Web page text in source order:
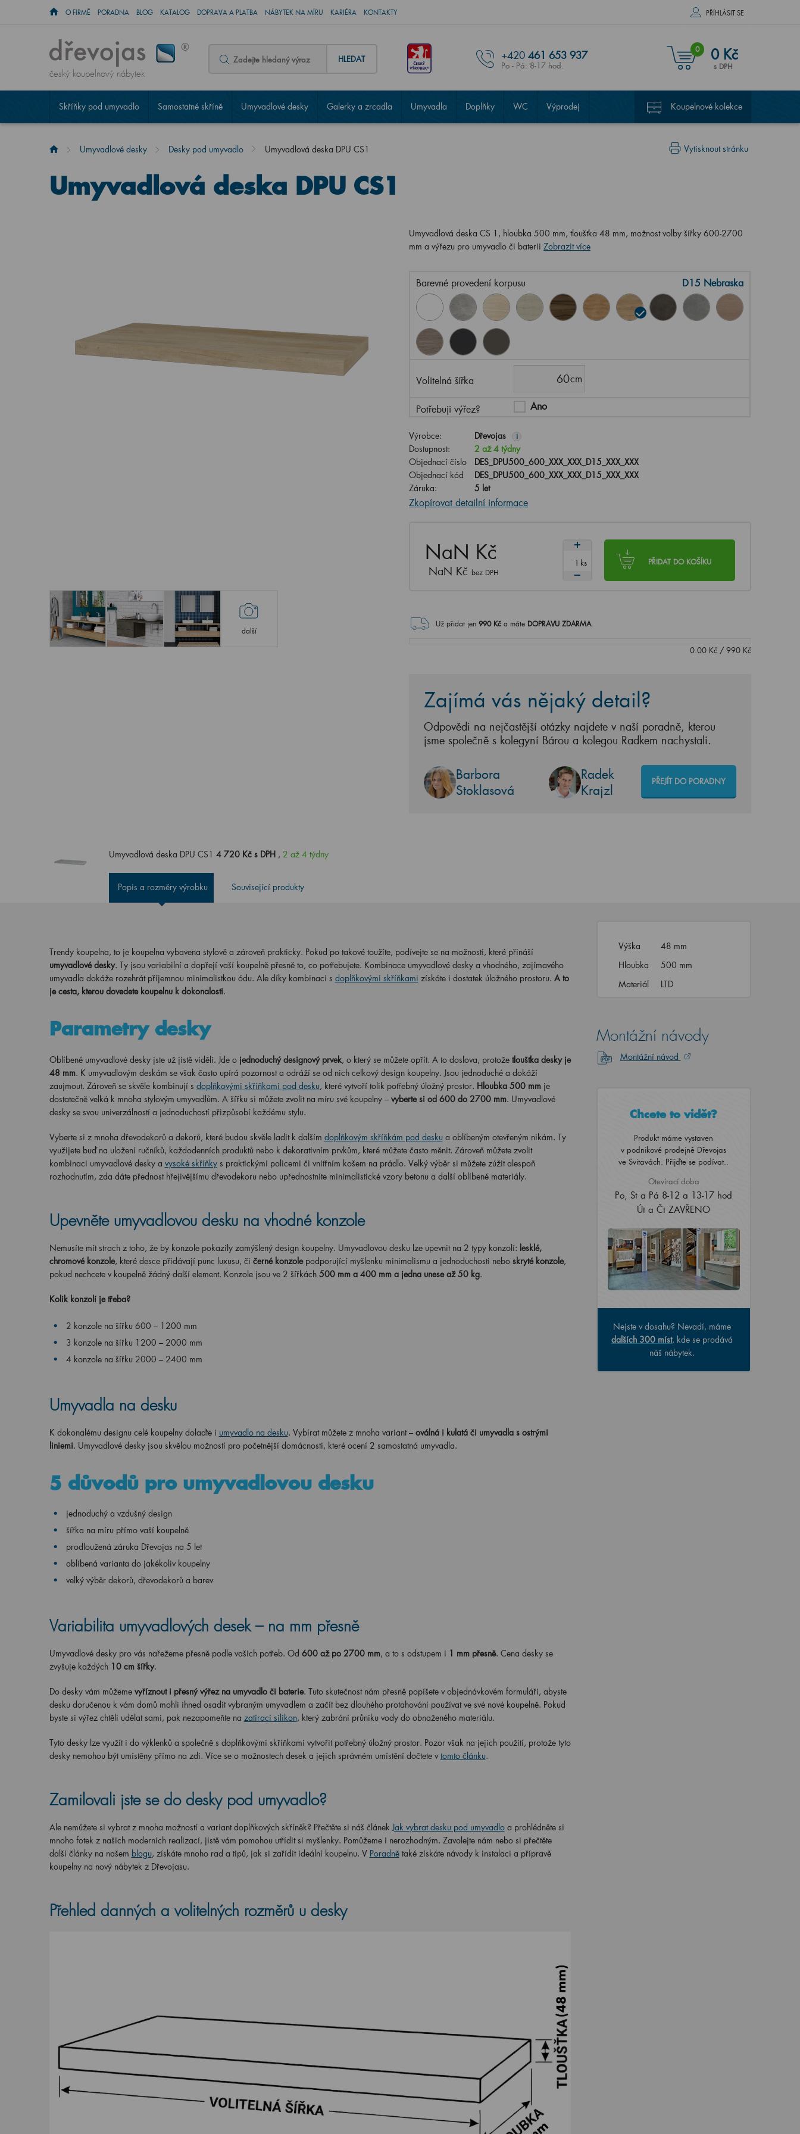
O FIRMĚ PORADNA BLOG KATALOG DOPRAVA A PLATBA NÁBYTEK NA MÍRU KARIÉRA KONTAKTY PŘÍHLÁSIT SE
český koupelnový nábytek
HLEDAT +420 461 653 937
Po - Pá: 8-17 hod.
0 0 Kč
s DPH
Skříňky pod umyvadlo Samostatné skříně Umyvadlové desky Galerky a zrcadla Umyvadla Doplňky WC Výprodej Koupelnové kolekce
Vytisknout stránku
Umyvadlové desky Desky pod umyvadlo Umyvadlová deska DPU CS1
Umyvadlová deska DPU CS1
další
Umyvadlová deska CS 1, hloubka 500 mm, tloušťka 48 mm, možnost volby šířky 600-2700
mm a výřezu pro umyvadlo či baterii Zobrazit více
Barevné provedení korpusu D15 Nebraska
Volitelná šířka
Potřebuji výřez? Ano
Výrobce: Dřevojas i
Dostupnost:
2 až 4 týdny
Objednací číslo
DES_DPU500_600_XXX_XXX_D15_XXX_XXX
Objednací kód
DES_DPU500_600_XXX_XXX_D15_XXX_XXX
Záruka:
5 let
Zkopírovat detailní informace
NaN Kč
NaN Kč bez DPH
PŘIDAT DO KOŠÍKU
ks
Už přidat jen 990Kč a máte DOPRAVU ZDARMA.
0.00Kč/ 990Kč
Zajímá vás nějaký detail?
Odpovědi na nejčastější otázky najdete v naší poradně, kterou
jsme společně s kolegyní Bárou a kolegou Radkem nachystali.
Barbora
Stoklasová
Radek
Krajzl
PŘEJÍT DO PORADNY
Umyvadlová deska DPU CS14 720 Kč s DPH , 2 až 4 týdny
Popis a rozměry výrobku Související produkty
Trendy koupelna, to je koupelna vybavena stylově a zároveň prakticky. Pokud po takové toužíte, podívejte se na možnosti, které přináší
umyvadlové desky. Ty jsou variabilní a dopřejí vaší koupelně přesně to, co potřebujete. Kombinace umyvadlové desky a vhodného, zajímavého
umyvadla dokáže rozehrát příjemnou minimalistkou ódu. Ale díky kombinaci s doplňkovými skříňkami získáte i dostatek úložného prostoru. A to
je cesta, kterou dovedete koupelnu k dokonalosti.
Parametry desky
Oblíbené umyvadlové desky jste už jistě viděli. Jde o jednoduchý designový prvek, o který se můžete opřít. A to doslova, protože tloušťka desky je
48 mm. K umyvadlovým deskám se však často upírá pozornost a odráží se od nich celkový design koupelny. Jsou jednoduché a dokáží
zaujmout. Zároveň se skvěle kombinují s doplňkovými skříňkami pod desku, které vytvoří tolik potřebný úložný prostor. Hloubka 500 mmje
dostatečně velká k mnoha stylovým umyvadlům. A šířku si můžete zvolit na míru své koupelny – vyberte si od 600 do 2700 mm. Umyvadlové
desky se svou univerzálností a jednoduchostí přizpůsobí každému stylu.
Vyberte si z mnoha dřevodekorů a dekorů, které budou skvěle ladit k dalším doplňkovým skříňkám pod deskua oblíbeným otevřeným nikám. Ty
využijete buď na uložení ručníků, každodenních produktů nebo k dekorativním prvkům, které můžete často měnit. Zároveň můžete zvolit
kombinaci umyvadlové desky a vysoké skříňkys praktickými policemi či vnitřním košem na prádlo. Velký výběr si můžete zúžit alespoň
rozhodnutím, zda dáte přednost hřejivějšímu dřevodekoru nebo upřednostníte minimalistické vzory betonu a další oblíbené materiály.
Upevněte umyvadlovou desku na vhodné konzole
Nemusíte mít strach z toho, že by konzole pokazily zamýšlený design koupelny. Umyvadlovou desku lze upevnit na 2 typy konzolí: lesklé,
chromové konzole, které desce přidávají punc luxusu, či černé konzole podporující myšlenku minimalismu a jednoduchosti nebo skryté konzole,
pokud nechcete v koupelně žádný další element. Konzole jsou ve 2 šířkách 500 mm a 400 mm a jedna unese až 50 kg.
Kolik konzolí je třeba?
2 konzole na šířku 600 – 1200 mm
3 konzole na šířku 1200 – 2000 mm
4 konzole na šířku 2000 – 2400 mm
Umyvadla na desku
K dokonalému designu celé koupelny dolaďte i umyvadlo na desku. Vybírat můžete z mnoha variant – oválná i kulatá či umyvadla s ostrými
liniemi. Umyvadlové desky jsou skvělou možností pro početnější domácnosti, které ocení 2 samostatná umyvadla.
5 důvodů pro umyvadlovou desku
jednoduchý a vzdušný design
šířka na míru přímo vaší koupelně
prodloužená záruka Dřevojas na 5 let
oblíbená varianta do jakékoliv koupelny
velký výběr dekorů, dřevodekorů a barev
Variabilita umyvadlových desek – na mm přesně
Umyvadlové desky pro vás nařežeme přesně podle vašich potřeb. Od 600 až po 2700 mm, a to s odstupem i 1 mm přesně. Cena desky se
zvyšuje každých 10 cm šířky.
Do desky vám můžeme vyříznout i přesný výřez na umyvadlo či baterie. Tuto skutečnost nám přesně popíšete v objednávkovém formuláři, abyste
desku doručenou k vám domů mohli ihned osadit vybraným umyvadlem a začít bez dlouhého protahování používat ve své nové koupelně. Pokud
byste si výřez chtěli udělat sami, pak nezapomeňte na zatírací silikon, který zabrání průniku vody do obnaženého materiálu.
Tyto desky lze využít i do výklenků a společně s doplňkovými skříňkami vytvořit potřebný úložný prostor. Pozor však na jejich použití, protože tyto
desky nemohou být umístěny přímo na zdi. Více se o možnostech desek a jejich správném umístění dočtete vtomto článku.
Zamilovali jste se do desky pod umyvadlo?
Ale nemůžete si vybrat z mnoha možností a variant doplňkových skříněk? Přečtěte si náš článekJak vybrat desku pod umyvadloa prohlédněte si
mnoho fotek z našich moderních realizací, jistě vám pomohou utřídit si myšlenky. Pomůžeme i nerozhodným. Zavolejte nám nebo si přečtěte
další články na našem blogu, získáte mnoho rad a tipů, jak si zařídit ideální koupelnu. V Poradnětaké získáte návody k instalaci a přípravě
koupelny na nový nábytek z Dřevojasu.
Přehled danných a volitelných rozměrů u desky
Výška
48 mm
Hloubka
500 mm
Materiál
LTD
Montážní návody
Montážní návod
Chcete to vidět?
Produkt máme vystaven
v podnikové prodejně Dřevojas
ve Svitavách. Přijďte se podívat..
Otevírací doba
Po, St a Pá 8-12 a 13-17 hod
Út a Čt ZAVŘENO
Nejste v dosahu? Nevadí, máme
dalších 300 míst, kde se prodává
náš nábytek.